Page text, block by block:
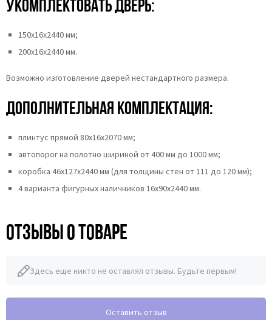
укомплектовать дверь:
150х16х2440 мм;
200х16х2440 мм.
Возможно изготовление дверей нестандартного размера.
Дополнительная комплектация:
плинтус прямой 80х16х2070 мм;
автопорог на полотно шириной от 400 мм до 1000 мм;
коробка 46x127x2440 мм (для толщины стен от 111 до 120 мм);
4 варианта фигурных наличников 16x90x2440 мм.
Отзывы о товаре
Здесь еще никто не оставлял отзывы. Будьте первым!
Оставить отзыв